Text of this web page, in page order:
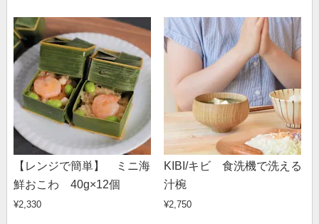
【レンジで簡単】 ミニ海
鮮おこわ 40g×12個
¥2,330
KIBI/キビ 食洗機で洗える
汁椀
¥2,750